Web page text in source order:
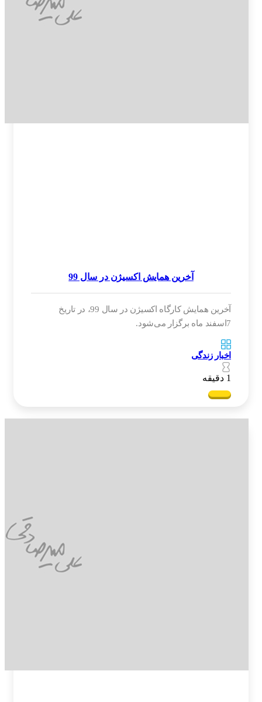
آخرین همایش اکسیژن در سال 99
آخرین همایش کارگاه اکسیژن در سال 99، در تاریخ
اخبار زندگی